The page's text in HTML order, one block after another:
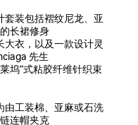
套装包括褶纹尼龙、亚
长裙修身
衣，以及一款设计灵
先生
坞”式粘胶纤维针织束
由工装棉、亚麻或石洗
连帽夹克